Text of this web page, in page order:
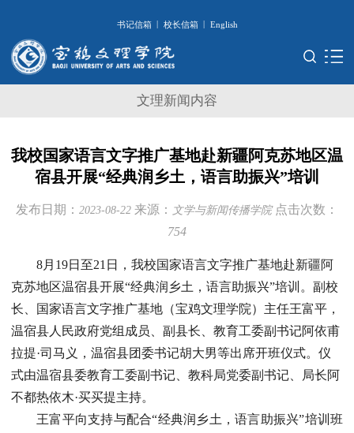
书记信箱 | 校长信箱 | English
文理新闻内容
我校国家语言文字推广基地赴新疆阿克苏地区温
宿县开展“经典润乡土，语言助振兴”培训
发布日期： 2023-08-22 来源： 文学与新闻传播学院 点击次数：
754
8月19日至21日，我校国家语言文字推广基地赴新疆阿
克苏地区温宿县开展“经典润乡土，语言助振兴”培训。副校
长、国家语言文字推广基地（宝鸡文理学院）主任王富平，
温宿县人民政府党组成员、副县长、教育工委副书记阿依甫
拉提·司马义，温宿县团委书记胡大男等出席开班仪式。仪
式由温宿县委教育工委副书记、教科局党委副书记、局长阿
不都热依木·买买提主持。
王富平向支持与配合“经典润乡土，语言助振兴”培训班